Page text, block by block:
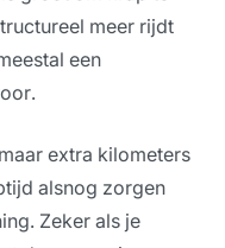
meer rijdt
een
extra kilometers
alsnog zorgen
Zeker als je